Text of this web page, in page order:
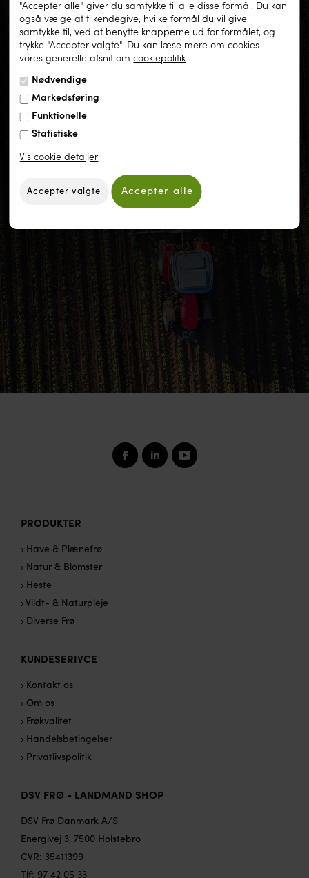
"Accepter alle" giver du samtykke til alle disse formål. Du kan
også vælge at tilkendegive, hvilke formål du vil give
samtykke til, ved at benytte knapperne ud for formålet, og
trykke "Accepter valgte". Du kan læse mere om cookies i
vores generelle afsnit omcookiepolitik
Nødvendige
Markedsføring
Funktionelle
Statistiske
Vis cookie detaljer
KUNDESERVICE ER
KLAR TIL AT HJÆLPE
Har du spørgsmål eller søger vejledning er du altid
velkommen til at kontakte vores kundeservice på
telefon: 97 42 05 33.
Kontakt os
PRODUKTER
› Have & Plænefrø
› Natur & Blomster
› Heste
› Vildt- & Naturpleje
› Diverse Frø
KUNDESERIVCE
› Kontakt os
› Om os
› Frøkvalitet
› Handelsbetingelser
› Privatlivspolitik
DSV FRØ - LANDMAND SHOP
DSV Frø Danmark A/S
Energivej 3, 7500 Holstebro
CVR: 35411399
Tlf: 97 42 05 33